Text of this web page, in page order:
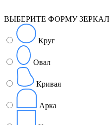
ВЫБЕРИТЕ ФОРМУ
Круг
Овал
Кривая
Арка